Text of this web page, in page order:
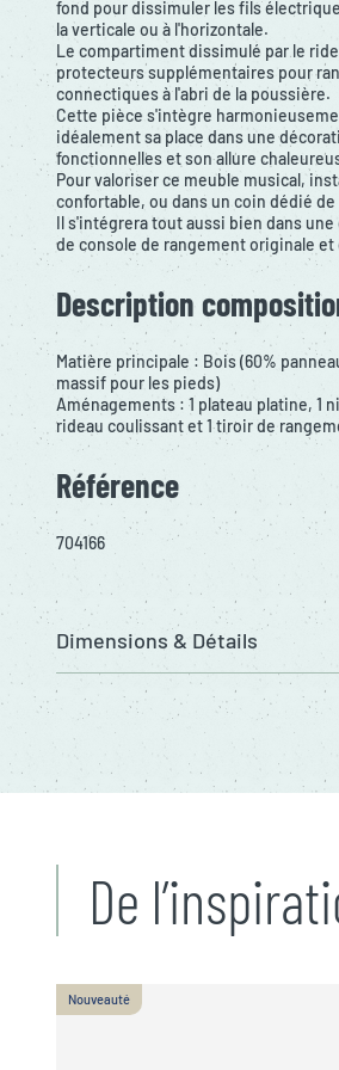
fond pour dissimuler les fils
la verticale ou à l'horizontale.
Le compartiment dissimulé par le
protecteurs supplémentaires pour
connectiques à l'abri de la poussière.
Cette pièce s'intègre
idéalement sa place dans une
fonctionnelles et son allure
Pour valoriser ce meuble musical,
confortable, ou dans un coin dédié de
Il s'intégrera tout aussi bien dans
de console de rangement originale et
Description
Matière principale : Bois (60%
massif pour les pieds)
Aménagements : 1 plateau platine, 1
rideau coulissant et 1 tiroir de
Référence
704166
Dimensions & Détails
De
Nouveauté